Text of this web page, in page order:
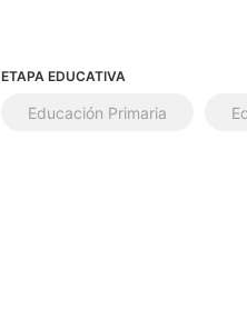
ETAPA EDUCATIVA
Educación Primaria